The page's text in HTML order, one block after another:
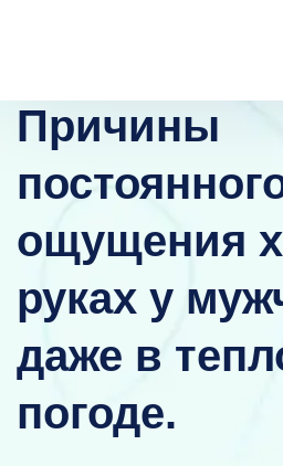
Причины
ощущения
руках у
даже в
погоде.